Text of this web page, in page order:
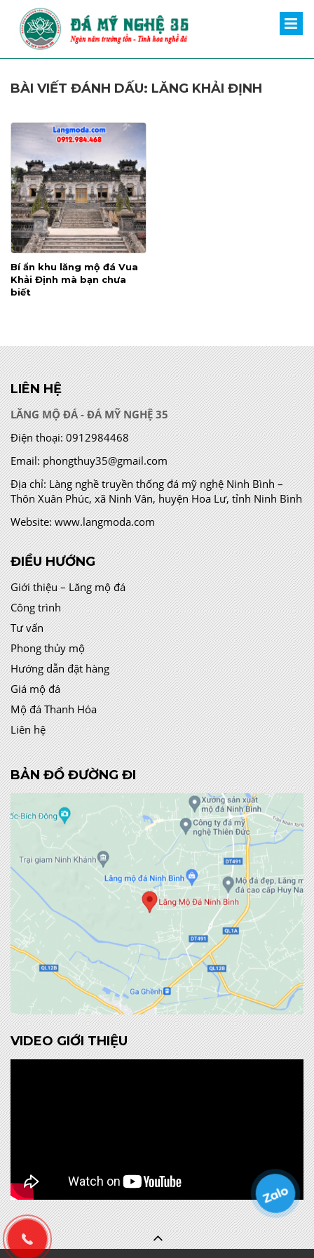
BÀI VIẾT ĐÁNH DẤU: LĂNG KHẢI ĐỊNH
Bí ẩn khu lăng mộ đá Vua
Khải Định mà bạn chưa
biết
LIÊN HỆ
LĂNG MỘ ĐÁ - ĐÁ MỸ NGHỆ 35
Điện thoại: 0912984468
Email: phongthuy35@gmail.com
Địa chỉ:Làng nghề truyền thống đá mỹ nghệ Ninh Bình –
Thôn Xuân Phúc, xã Ninh Vân, huyện Hoa Lư, tỉnh Ninh Bình
Website: www.langmoda.com
ĐIỀU HƯỚNG
Giới thiệu – Lăng mộ đá
Công trình
Tư vấn
Phong thủy mộ
Hướng dẫn đặt hàng
Giá mộ đá
Mộ đá Thanh Hóa
Liên hệ
BẢN ĐỒ ĐƯỜNG ĐI
VIDEO GIỚI THIỆU